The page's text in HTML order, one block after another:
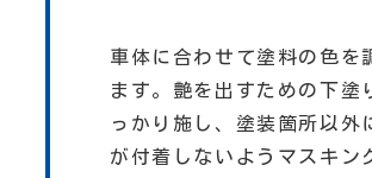
車体に合わせて塗料の色を
ます。艶を出すための下塗
っかり施し、塗装箇所以外
が付着しないようマスキン